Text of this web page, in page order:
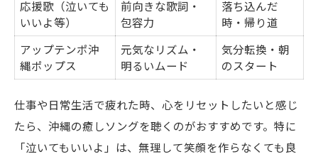
応援歌（泣いても
いいよ等）
前向きな歌詞・
包容力
落ち込んだ
時・帰り道
アップテンポ沖
縄ポップス
元気なリズム・
明るいムード
気分転換・朝
のスタート
仕事や日常生活で疲れた時、心をリセットしたいと感じ
たら、沖縄の癒しソングを聴くのがおすすめです。特に
「泣いてもいいよ」は、無理して笑顔を作らなくても良